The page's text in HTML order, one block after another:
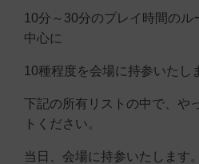
10分～30分のプレイ時間の
中心に
10種程度を会場に持参いたし
下記の所有リストの中で、や
トください。
当日、会場に持参いたします。